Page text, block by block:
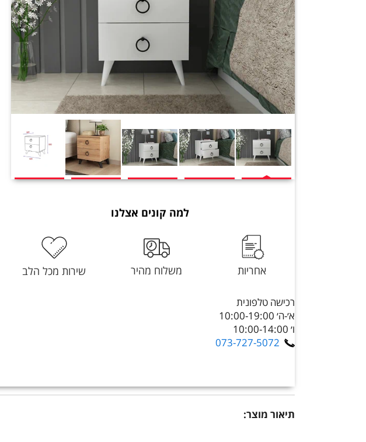
למה קונים אצלנו
אחריות משלוח מהיר שירות מכל הלב
רכישה טלפונית
א׳-ה׳ 10:00-19:00
ו׳ 10:00-14:00
073-727-5072
תיאור מוצר: